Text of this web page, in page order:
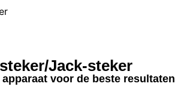
Jack-steker
voor de beste resultaten